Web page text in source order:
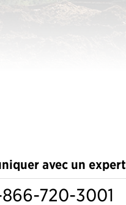
avec un expert
720-3001